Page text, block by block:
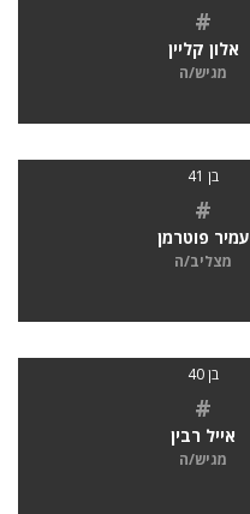
#
אלון קליין
מגיש/ה
בן 41
#
עמיר פוטרמן
מצליב/ה
בן 40
#
אייל רבין
מגיש/ה